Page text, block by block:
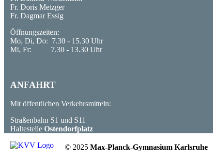
Fr. Doris Metzger
Fr. Dagmar Essig
Öffnungszeiten:
Mo, Di, Do: 7.30 - 15.30 Uhr
Mi, Fr: 7.30 - 13.30 Uhr
ANFAHRT
Mit öffentlichen Verkehrsmitteln:
Straßenbahn S1 und S11
Haltestelle Ostendorfplatz
© 2025 Max-Planck-Gymnasium Karlsruhe